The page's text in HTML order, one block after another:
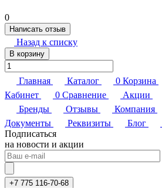
0
Написать отзыв
Назад к списку
В корзину
Главная Каталог 0 Корзина
Кабинет
0 Сравнение Акции
Бренды
Отзывы Компания
Документы
Реквизиты Блог
Подписаться
на новости и акции
+7 775 116-70-68